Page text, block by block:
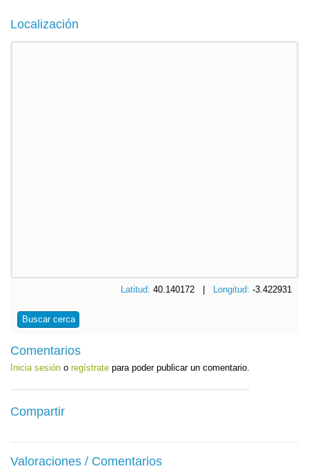
Localización
Latitud: 40.140172 | Longitud: -3.422931
Buscar cerca
Comentarios
Inicia sesión o regístrate para poder publicar un comentario.
Compartir
Valoraciones / Comentarios